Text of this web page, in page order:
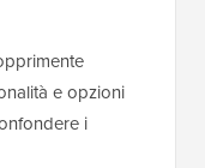
e opzioni
i